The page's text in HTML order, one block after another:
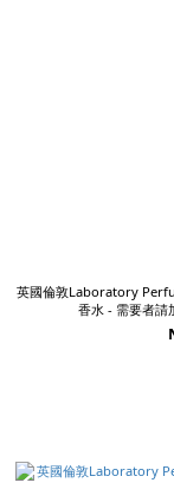
英國倫敦Laboratory
香水 - 需要